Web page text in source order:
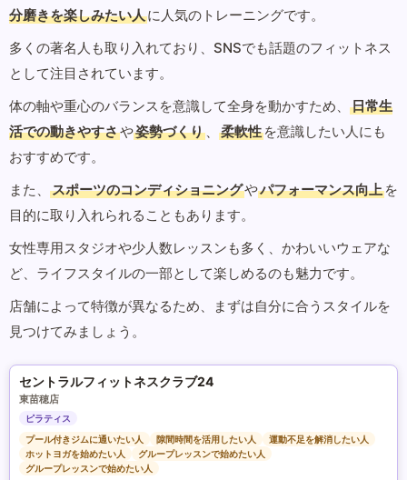
分磨きを楽しみたい人に人気のトレーニングです。
多くの著名人も取り入れており、SNSでも話題のフィットネス
として注目されています。
体の軸や重心のバランスを意識して全身を動かすため、
日常生
活での動きやすさや姿勢づくり 、 柔軟性 を意識したい人にも
おすすめです。
また、
スポーツのコンディショニングやパフォーマンス向上 を
目的に取り入れられることもあります。
女性専用スタジオや少人数レッスンも多く、かわいいウェアな
ど、ライフスタイルの一部として楽しめるのも魅力です。
店舗によって特徴が異なるため、まずは自分に合うスタイルを
見つけてみましょう。
セントラルフィットネスクラブ24
東苗穂店
ピラティス
プール付きジムに通いたい人
隙間時間を活用したい人
運動不足を解消したい人
ホットヨガを始めたい人
グループレッスンで始めたい人
グループレッスンで始めたい人